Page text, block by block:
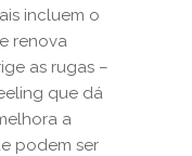
incluem o
renova
as rugas –
que dá
a
podem ser